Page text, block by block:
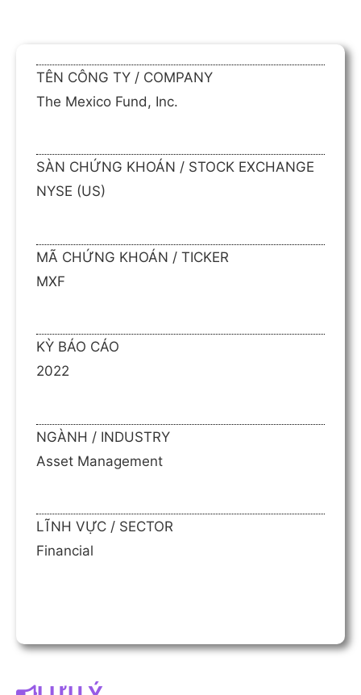
TÊN CÔNG TY / COMPANY
The Mexico Fund, Inc.
SÀN CHỨNG KHOÁN / STOCK EXCHANGE
NYSE (US)
MÃ CHỨNG KHOÁN / TICKER
MXF
KỲ BÁO CÁO
2022
NGÀNH / INDUSTRY
Asset Management
LĨNH VỰC / SECTOR
Financial